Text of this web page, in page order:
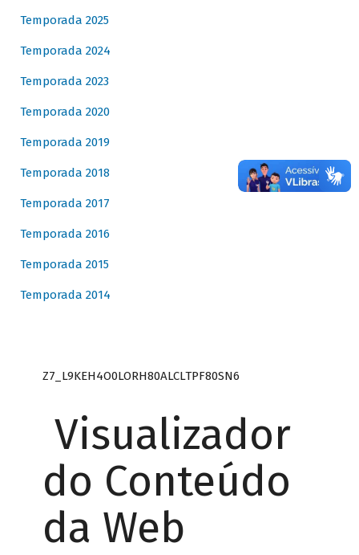
Temporada 2025
Temporada 2024
Temporada 2023
Temporada 2020
Temporada 2019
Temporada 2018
Temporada 2017
Temporada 2016
Temporada 2015
Temporada 2014
Z7_L9KEH4O0LORH80ALCLTPF80SN6
Visualizador
do Conteúdo
da Web